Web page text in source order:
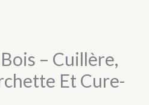
– Cuillère,
Et Cure-